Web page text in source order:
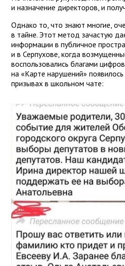
и назначение директоров, и
Однако то, что знают многие,
в тайне. Этот метод зачастую
информации в публичное
и в Серпухове, когда
воспользовались благами
на «Карте нарушений»
призывах в школьном чате: